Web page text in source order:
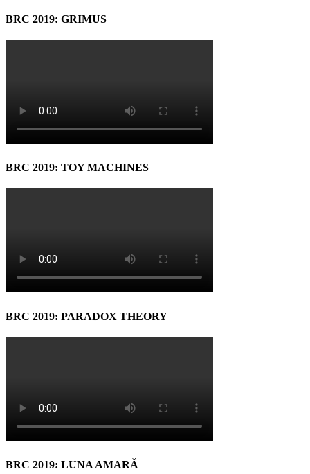
BRC 2019: GRIMUS
BRC 2019: TOY MACHINES
BRC 2019: PARADOX THEORY
BRC 2019: LUNA AMARĂ